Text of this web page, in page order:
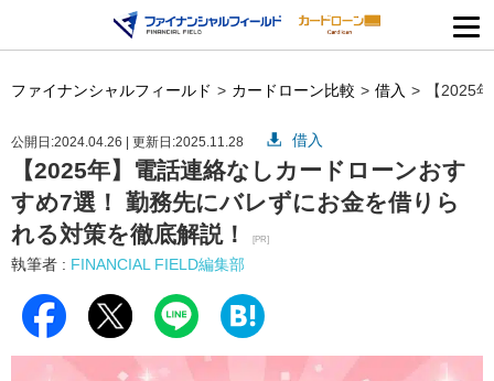
ファイナンシャルフィールド カードローン比較 借入 【2025
公開日:2024.04.26 | 更新日:2025.11.28 借入
【2025年】電話連絡なしカードローンおす
すめ7選！ 勤務先にバレずにお金を借りら
れる対策を徹底解説！
[PR]
執筆者 : FINANCIAL FIELD編集部